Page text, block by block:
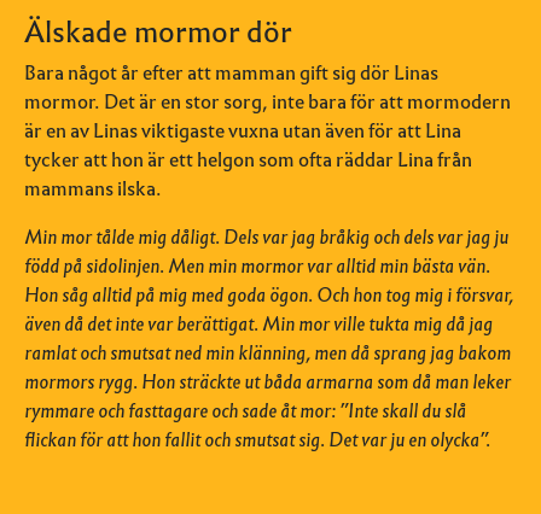
Älskade mormor dör
Bara något år efter att mamman gift sig dör Linas
mormor. Det är en stor sorg, inte bara för att mormodern
är en av Linas viktigaste vuxna utan även för att Lina
tycker att hon är ett helgon som ofta räddar Lina från
mammans ilska.
Min mor tålde mig dåligt. Dels var jag bråkig och dels var jag ju
född på sidolinjen. Men min mormor var alltid min bästa vän.
Hon såg alltid på mig med goda ögon. Och hon tog mig i försvar,
även då det inte var berättigat. Min mor ville tukta mig då jag
ramlat och smutsat ned min klänning, men då sprang jag bakom
mormors rygg. Hon sträckte ut båda armarna som då man leker
rymmare och fasttagare och sade åt mor: ”Inte skall du slå
flickan för att hon fallit och smutsat sig. Det var ju en olycka”.